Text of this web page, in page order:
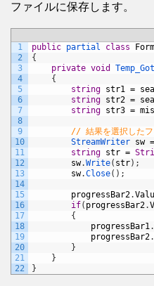
ファイルに保存します。
1
2
3
4
5
6
7
8
9
10
11
12
13
14
15
16
17
18
19
20
21
22
public partial class
{
private void
{
string str1 =
string str2 =
string str3 =
// 結果を選択したフ
StreamWriter sw =
string str =
sw.Write( str) ;
sw.Close( ) ;
progressBar2.
if( progressBar2.
{
progressBar1.
progressBar2.
}
}
}